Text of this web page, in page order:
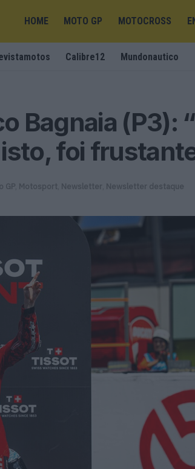
HOME MOTO GP MOTOCROSS
Calibre12 Mundonautico
Bagnaia (P3):
foi
GP Motosport Newsletter Newsletter destaque